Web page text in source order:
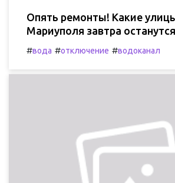
Опять ремонты! Какие
Мариуполя завтра
#вода #отключение #водоканал